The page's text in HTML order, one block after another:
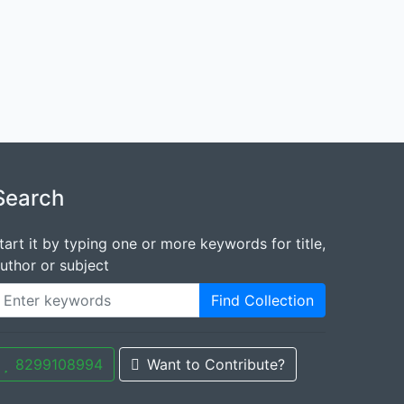
it by typing one or more keywords for title,
or subject
Find Collection
8299108994 Want to Contribute?